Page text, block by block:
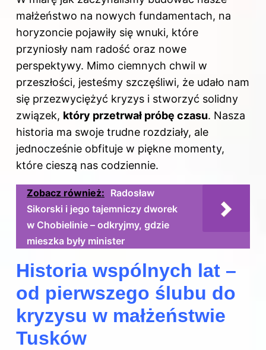
małżeństwo na nowych fundamentach, na
horyzoncie pojawiły się wnuki, które
przyniosły nam radość oraz nowe
perspektywy. Mimo ciemnych chwil w
przeszłości, jesteśmy szczęśliwi, że udało nam
się przezwyciężyć kryzys i stworzyć solidny
związek, który przetrwał próbę czasu. Nasza
historia ma swoje trudne rozdziały, ale
jednocześnie obfituje w piękne momenty,
które cieszą nas codziennie.
Zobacz również: Radosław
Sikorski i jego tajemniczy dworek
w Chobielinie – odkryjmy, gdzie
mieszka były minister
Historia wspólnych lat –
od pierwszego ślubu do
kryzysu w małżeństwie
Tusków